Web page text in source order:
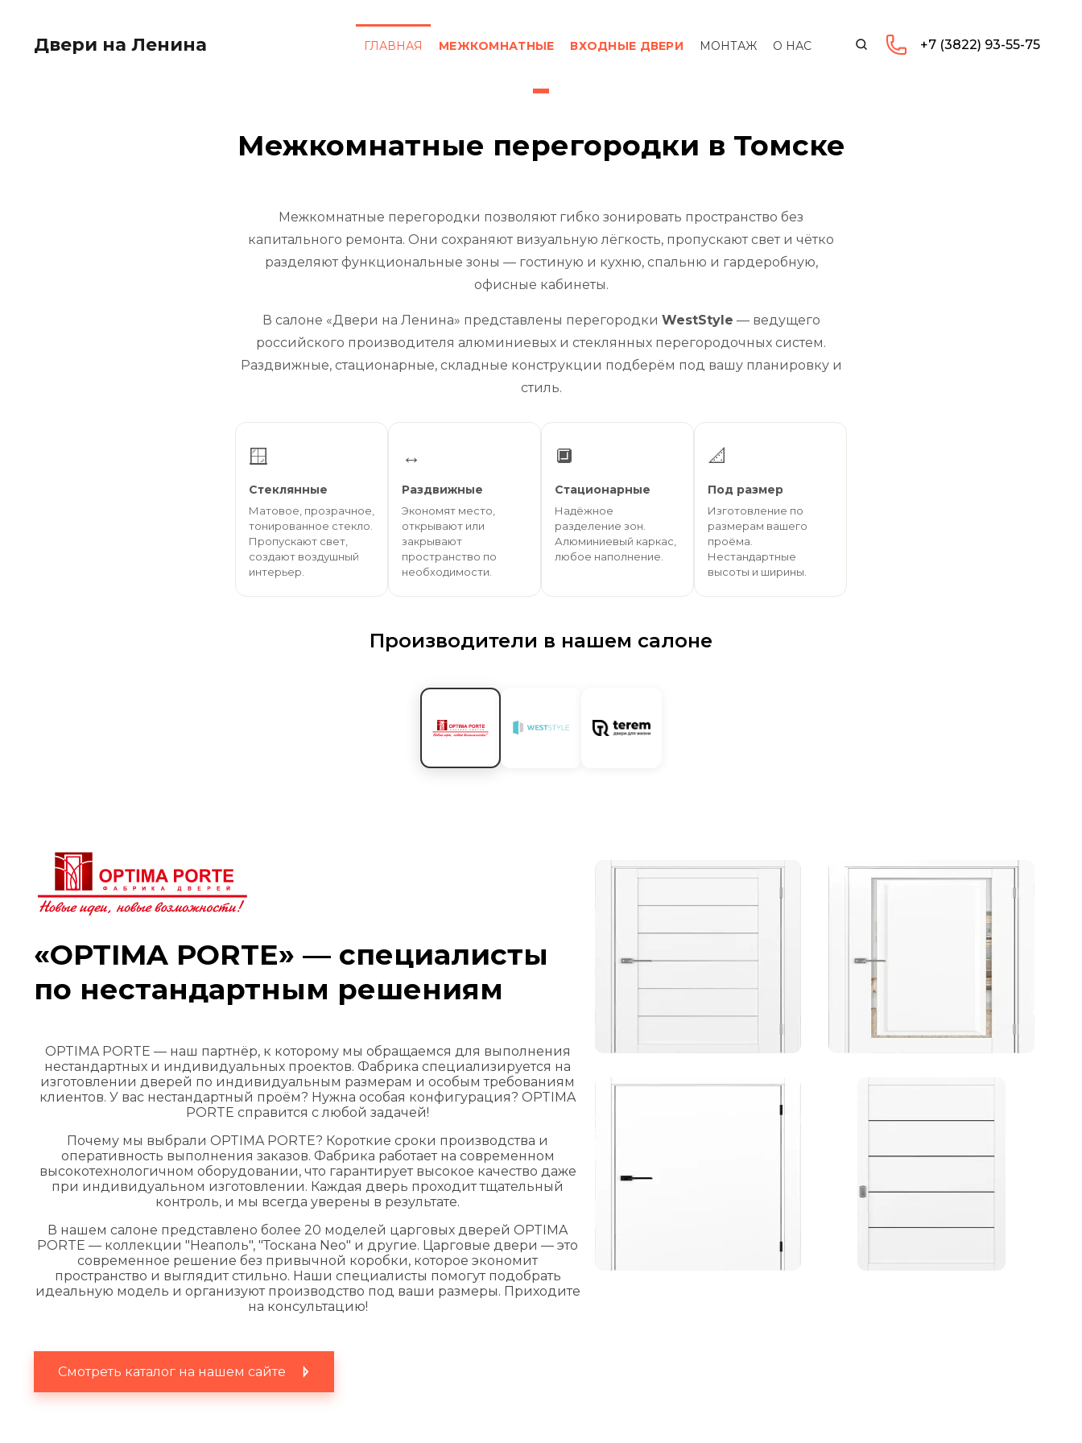
Двери на Ленина ГЛАВНАЯ МЕЖКОМНАТНЫЕ ВХОДНЫЕ ДВЕРИ МОНТАЖ О НАС +7 (3822) 93-55-75
Межкомнатные перегородки в Томске
Межкомнатные перегородки позволяют гибко зонировать пространство без
капитального ремонта. Они сохраняют визуальную лёгкость, пропускают свет и чётко
разделяют функциональные зоны — гостиную и кухню, спальню и гардеробную,
офисные кабинеты.
В салоне «Двери на Ленина» представлены перегородки WestStyle — ведущего
российского производителя алюминиевых и стеклянных перегородочных систем.
Раздвижные, стационарные, складные конструкции подберём под вашу планировку и
стиль.
🪟
Стеклянные
Матовое, прозрачное,
тонированное стекло.
Пропускают свет,
создают воздушный
интерьер.
↔️
Раздвижные
Экономят место,
открывают или
закрывают
пространство по
необходимости.
🔲
Стационарные
Надёжное
разделение зон.
Алюминиевый каркас,
любое наполнение.
📐
Под размер
Изготовление по
размерам вашего
проёма.
Нестандартные
высоты и ширины.
Производители в нашем салоне
«OPTIMA PORTE» — специалисты
по нестандартным решениям
OPTIMA PORTE — наш партнёр, к которому мы обращаемся для выполнения
нестандартных и индивидуальных проектов. Фабрика специализируется на
изготовлении дверей по индивидуальным размерам и особым требованиям
клиентов. У вас нестандартный проём? Нужна особая конфигурация? OPTIMA
PORTE справится с любой задачей!
Почему мы выбрали OPTIMA PORTE? Короткие сроки производства и
оперативность выполнения заказов. Фабрика работает на современном
высокотехнологичном оборудовании, что гарантирует высокое качество даже
при индивидуальном изготовлении. Каждая дверь проходит тщательный
контроль, и мы всегда уверены в результате.
В нашем салоне представлено более 20 моделей царговых дверей OPTIMA
PORTE — коллекции "Неаполь", "Тоскана Neo" и другие. Царговые двери — это
современное решение без привычной коробки, которое экономит
пространство и выглядит стильно. Наши специалисты помогут подобрать
идеальную модель и организуют производство под ваши размеры. Приходите
на консультацию!
Смотреть каталог на нашем сайте